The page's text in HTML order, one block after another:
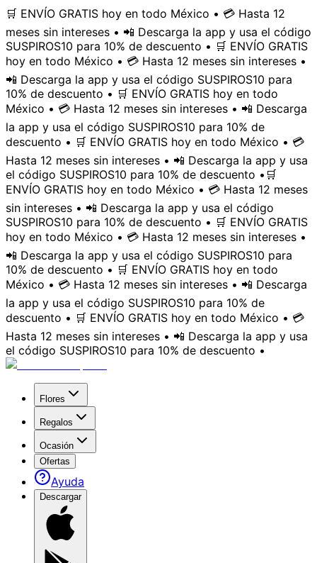
🛒 ENVÍO GRATIS hoy en todo México • 💳 Hasta 12
meses sin intereses • 📲 Descarga la app y usa el código
SUSPIROS10 para 10% de descuento • 🛒 ENVÍO GRATIS
hoy en todo México • 💳 Hasta 12 meses sin intereses •
📲 Descarga la app y usa el código SUSPIROS10 para
10% de descuento • 🛒 ENVÍO GRATIS hoy en todo
México • 💳 Hasta 12 meses sin intereses • 📲 Descarga
la app y usa el código SUSPIROS10 para 10% de
descuento • 🛒 ENVÍO GRATIS hoy en todo México • 💳
Hasta 12 meses sin intereses • 📲 Descarga la app y usa
el código SUSPIROS10 para 10% de descuento • 🛒
ENVÍO GRATIS hoy en todo México • 💳 Hasta 12 meses
sin intereses • 📲 Descarga la app y usa el código
SUSPIROS10 para 10% de descuento • 🛒 ENVÍO GRATIS
hoy en todo México • 💳 Hasta 12 meses sin intereses •
📲 Descarga la app y usa el código SUSPIROS10 para
10% de descuento • 🛒 ENVÍO GRATIS hoy en todo
México • 💳 Hasta 12 meses sin intereses • 📲 Descarga
la app y usa el código SUSPIROS10 para 10% de
descuento • 🛒 ENVÍO GRATIS hoy en todo México • 💳
Hasta 12 meses sin intereses • 📲 Descarga la app y usa
el código SUSPIROS10 para 10% de descuento •
Flores
Regalos
Ocasión
Ofertas
Ayuda
Descargar